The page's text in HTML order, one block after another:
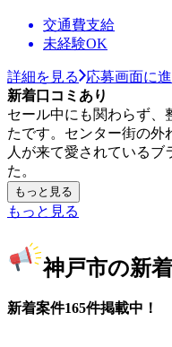
交通費支給
未経験OK
詳細を見る
応募画面に
新着口コミあり
セール中にも関わらず、
たです。センター街の外
人が来て愛されているブ
た。
もっと見る
もっと見る
神戸市の新
新着案件165件掲載中！